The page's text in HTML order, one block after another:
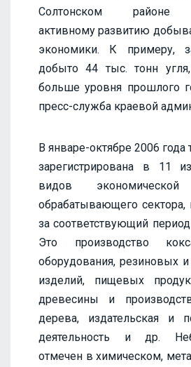
Солтонском районе
активному развитию
экономики. К примеру,
добыто 44 тыс. тонн
больше уровня прошлого
пресс-служба краевой
В январе-октябре 2006 года
зарегистрирована в 11
видов экономической
обрабатывающего сектора,
за соответствующий
Это производство
оборудования, резиновых
изделий, пищевых
древесины и
дерева, издательская и
деятельность и др.
отмечен в химическом,